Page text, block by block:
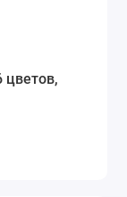
цветов,